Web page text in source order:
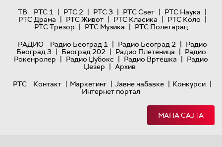
ТВ
РТС 1 | РТС 2 | РТС 3 | РТС Свет | РТС Наука |
РТС Драма | РТС Живот | РТС Класика | РТС Коло |
РТС Трезор | РТС Музика | РТС Полетарац
РАДИО
Радио Београд 1 | Радио Београд 2 | Радио
Београд 3 | Београд 202 | Радио Плетеница | Радио
Рокенролер | Радио Џубокс | Радио Вртешка | Радио
Џезер | Архив
РТС
Контакт | Маркетинг | Јавне набавке | Конкурси |
Интернет портал
МАПА САЈТА